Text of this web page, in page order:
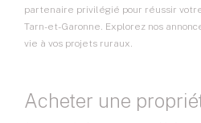
partenaire privilégié pour réussir
Tarn-et-Garonne. Explorez nos
vie à vos projets ruraux.
Acheter une